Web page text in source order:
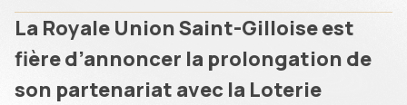
La Royale Union Saint-Gilloise est
fière d’annoncer la prolongation de
son partenariat avec la Loterie